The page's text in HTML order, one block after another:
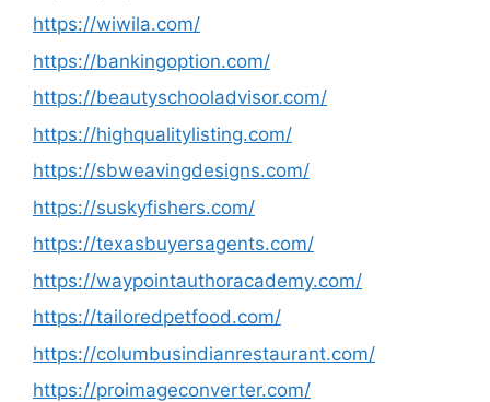
https://wiwila.com/
https://bankingoption.com/
https://beautyschooladvisor.com/
https://highqualitylisting.com/
https://sbweavingdesigns.com/
https://suskyfishers.com/
https://texasbuyersagents.com/
https://waypointauthoracademy.com/
https://tailoredpetfood.com/
https://columbusindianrestaurant.com/
https://proimageconverter.com/